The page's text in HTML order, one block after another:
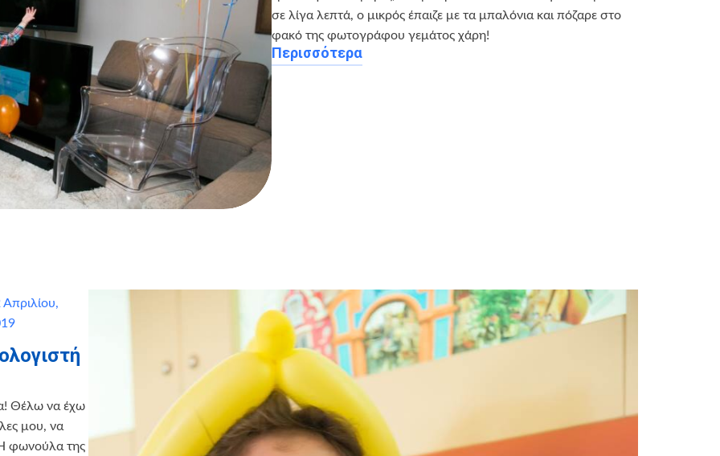
σε λίγα λεπτά, ο μικρός έπαιζε με τα μπαλόνια και πόζαρε στο
φακό της φωτογράφου γεμάτος χάρη!
Περισσότερα
Απριλίου,
Θέλω να έχω
μου, να
Η φωνούλα της